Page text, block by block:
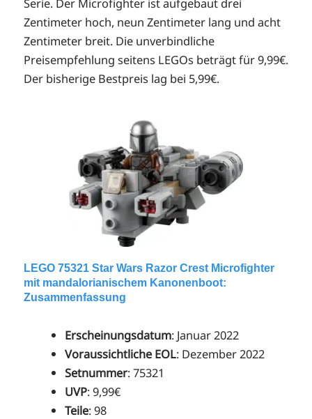
Zentimeter hoch, neun Zentimeter lang und acht
Zentimeter breit. Die unverbindliche
Preisempfehlung seitens LEGOs beträgt für 9,99€.
Der bisherige Bestpreis lag bei 5,99€.
LEGO 75321 Star Wars Razor Crest Microfighter
mit mandalorianischem Kanonenboot:
Zusammenfassung
Erscheinungsdatum: Januar 2022
Voraussichtliche EOL: Dezember 2022
Setnummer: 75321
UVP: 9,99€
Teile: 98